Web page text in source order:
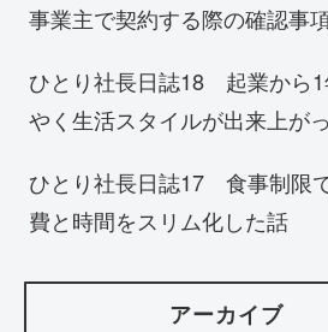
事業主で契約する際の確認事
ひとり社長日誌18 起業から1
やく生活スタイルが出来上が
ひとり社長日誌17 食事制限
費と時間をスリム化した話
アーカイブ